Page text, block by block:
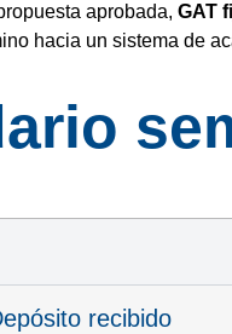
aprobada, GAT
hacia un sistema de
recibido